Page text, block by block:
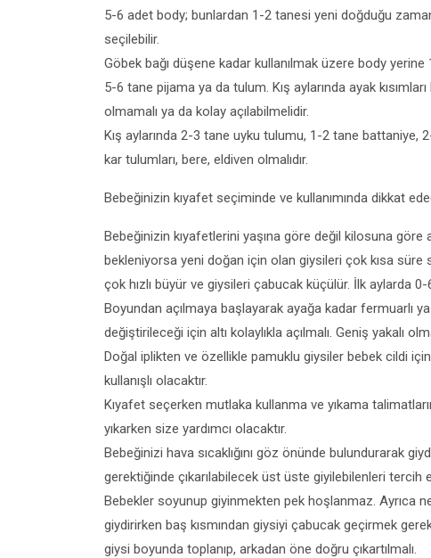
5-6 adet body; bunlardan 1-2 tanesi yeni doğduğu
seçilebilir.
Göbek bağı düşene kadar kullanılmak üzere body
5-6 tane pijama ya da tulum. Kış aylarında ayak
olmamalı ya da kolay açılabilmelidir.
Kış aylarında 2-3 tane uyku tulumu, 1-2 tane battaniye,
kar tulumları, bere, eldiven olmalıdır.
Bebeğinizin kıyafet seçiminde ve kullanımında dikkat
Bebeğinizin kıyafetlerini yaşına göre değil kilosuna göre
bekleniyorsa yeni doğan için olan giysileri çok kısa
çok hızlı büyür ve giysileri çabucak küçülür. İlk aylarda 0-
Boyundan açılmaya başlayarak ayağa kadar fermuarlı
değiştirileceği için altı kolaylıkla açılmalı. Geniş yakalı
Doğal iplikten ve özellikle pamuklu giysiler bebek cildi
kullanışlı olacaktır.
Kıyafet seçerken mutlaka kullanma ve yıkama
yıkarken size yardımcı olacaktır.
Bebeğinizi hava sıcaklığını göz önünde bulundurarak
gerektiğinde çıkarılabilecek üst üste giyilebilenleri tercih
Bebekler soyunup giyinmekten pek hoşlanmaz. Ayrıca
giydirirken baş kısmından giysiyi çabucak geçirmek
giysi boyunda toplanıp, arkadan öne doğru çıkartılmalı.